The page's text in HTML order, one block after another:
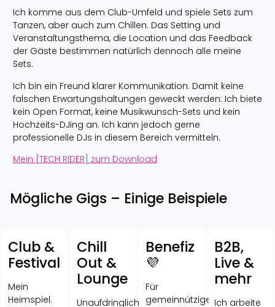
Ich komme aus dem Club-Umfeld und spiele Sets zum
Tanzen, aber auch zum Chillen. Das Setting und
Veranstaltungsthema, die Location und das Feedback
der Gäste bestimmen natürlich dennoch alle meine
Sets.
Ich bin ein Freund klarer Kommunikation. Damit keine
falschen Erwartungshaltungen geweckt werden: Ich biete
kein Open Format, keine Musikwunsch-Sets und kein
Hochzeits-DJing an. Ich kann jedoch gerne
professionelle DJs in diesem Bereich vermitteln.
Mein [TECH RIDER] zum Download
Mögliche Gigs – Einige Beispiele
Club &
Festival
Mein
Heimspiel.
Chill
Out &
Lounge
Unaufdringlicher
Benefiz
💜
Für
gemeinnützige
B2B,
Live &
mehr
Ich arbeite